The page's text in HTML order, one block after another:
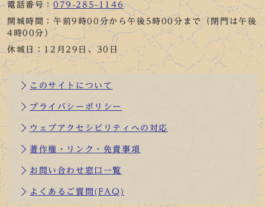
電話番号：079-285-1146
開城時間：午前9時00分から午後5時00分まで（閉門は午後
4時00分）
休城日：12月29日、30日
このサイトについて
プライバシーポリシー
ウェブアクセシビリティへの対応
著作権・リンク・免責事項
お問い合わせ窓口一覧
よくあるご質問(FAQ)